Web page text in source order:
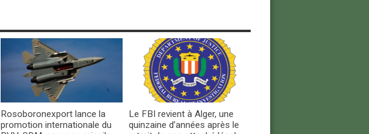
Rosoboronexport lance la
promotion internationale du
Le FBI revient à Alger, une
quinzaine d’années après le